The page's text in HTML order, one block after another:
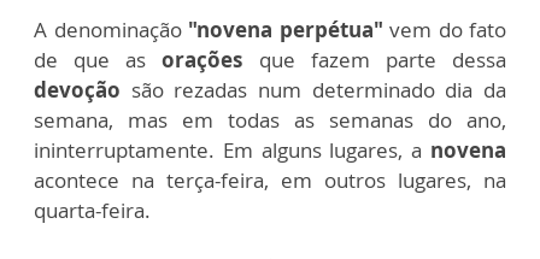
A denominação "novena perpétua" vem do fato
de que asorações que fazem parte dessa
devoção são rezadas num determinado dia da
semana, mas em todas as semanas do ano,
ininterruptamente. Em alguns lugares, a novena
acontece na terça-feira, em outros lugares, na
quarta-feira.